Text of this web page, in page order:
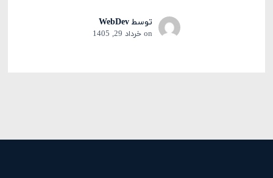
توسطWebDev
onخرداد 29, 1405